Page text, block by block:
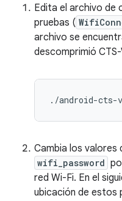
Edita el archivo de
pruebas (
archivo se
descomprimió
Cambia los valores
wifi_password
red Wi-Fi. En el
ubicación de estos